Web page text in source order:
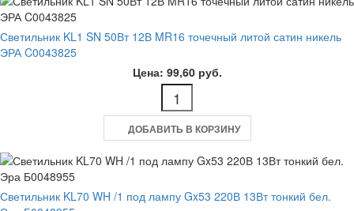
Светильник KL1 SN 50Вт 12В MR16 точечный литой сатин никель
ЭРА C0043825
Цена: 99,60 руб.
ДОБАВИТЬ В КОРЗИНУ
Светильник KL70 WH /1 под лампу Gx53 220В 13Вт тонкий бел.